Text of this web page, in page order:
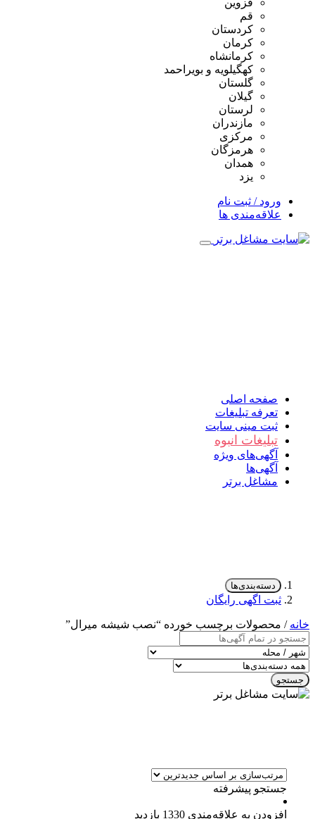
قم
کردستان
کرمان
کرمانشاه
کهگیلویه و بویراحمد
گلستان
گیلان
لرستان
مازندران
مرکزی
هرمزگان
همدان
یزد
ورود / ثبت نام
علاقه‌مندی ها
صفحه اصلی
تعرفه تبلیغات
ثبت مینی سایت
تبلیغات انبوه
آگهی‌های ویژه
آگهی‌ها
مشاغل برتر
دسته‌بندی‌ها
ثبت اگهی رایگان
خانه / محصولات برچسب خورده “نصب شیشه میرال”
جستجو
جستجو پیشرفته
افزودن به علاقه‌مندی 1330 بازدید